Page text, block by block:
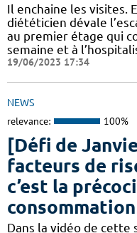
Il enchaine les visites.
diététicien dévale
au premier étage qui
semaine et à
19/06/2023 17:34
NEWS
relevance: 100%
[Défi de
facteurs de
c’est la
Dans la vidéo de cette